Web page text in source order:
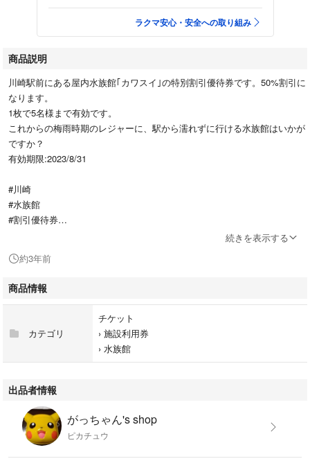
ラクマ安心・安全への取り組み
商品説明
川崎駅前にある屋内水族館｢カワスイ｣の特別割引優待券です。50%割引に
なります。
1枚で5名様まで有効です。
これからの梅雨時期のレジャーに、駅から濡れずに行ける水族館はいかが
ですか？
有効期限:2023/8/31
#川崎
#水族館
#割引優待券
#川崎水族館
続きを表示する
約3年前
商品情報
カテゴリ
チケット
› 施設利用券
› 水族館
出品者情報
がっちゃん's shop
ピカチュウ